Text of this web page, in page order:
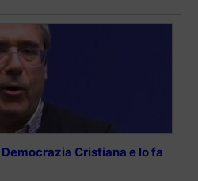
Cristiana e lo fa